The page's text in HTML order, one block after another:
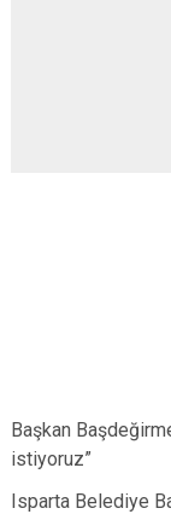
Başkan
istiyoruz”
Isparta Belediye